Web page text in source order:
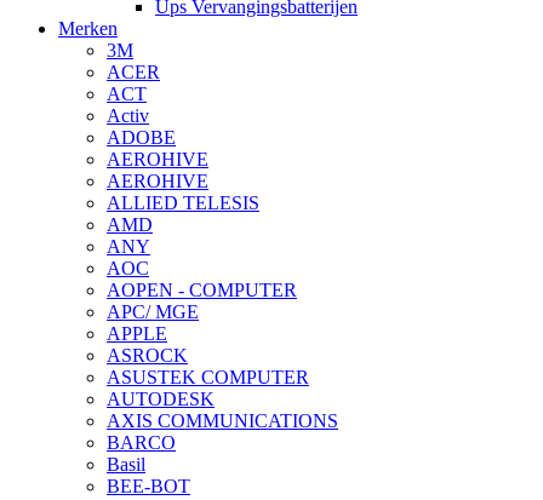
Ups Vervangingsbatterijen
Merken
3M
ACER
ACT
Activ
ADOBE
AEROHIVE
AEROHIVE
ALLIED TELESIS
AMD
ANY
AOC
AOPEN - COMPUTER
APC/ MGE
APPLE
ASROCK
ASUSTEK COMPUTER
AUTODESK
AXIS COMMUNICATIONS
BARCO
Basil
BEE-BOT